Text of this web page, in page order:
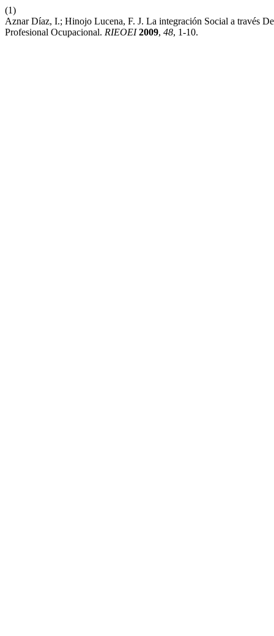
(1)
Aznar Díaz, I.; Hinojo Lucena, F. J. La integración Social a través
Profesional Ocupacional. RIEOEI 2009, 48, 1-10.